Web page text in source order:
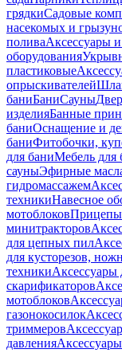
грядкиСадовые
насекомых и
поливаАксессуары
оборудования
пластиковые
опрыскивателей
баниБаниСауны
изделияБанные
баниОснащение и
баниФитобочки,
для баниМебель для
сауныЭфирные
гидромассажем
техникиНавесное
мотоблоковПрицепы
минитракторов
для цепных пил
для кусторезов,
техникиАксессуары
скарификаторов
мотоблоков
газонокосилок
триммеров
давления